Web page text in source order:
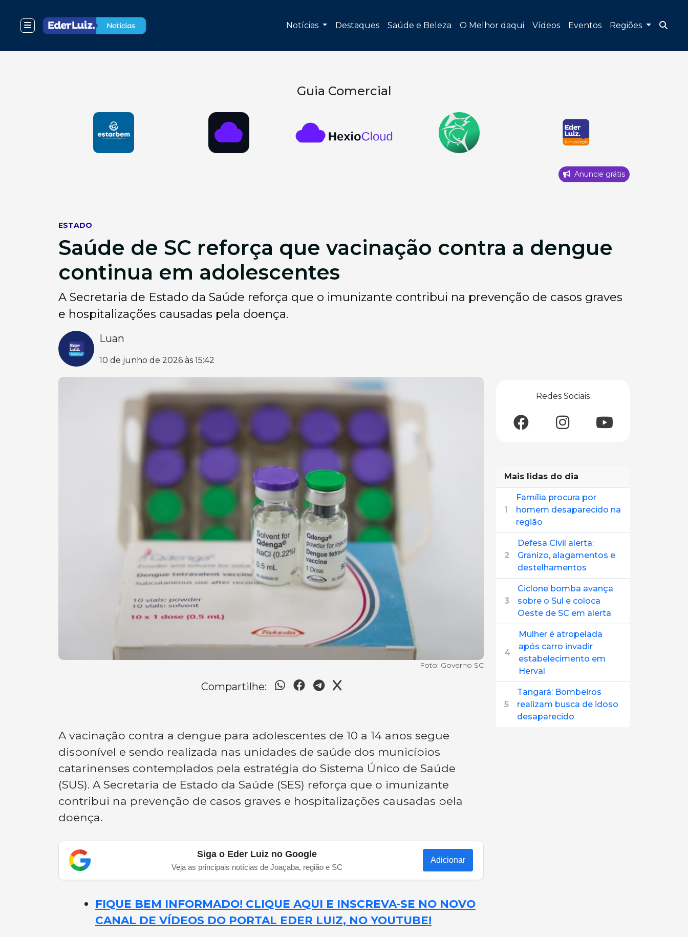
Notícias Destaques Saúde e Beleza O Melhor daqui Vídeos Eventos Regiões
Guia Comercial
Anuncie grátis
ESTADO
Saúde de SC reforça que vacinação contra a dengue
continua em adolescentes
A Secretaria de Estado da Saúde reforça que o imunizante contribui na prevenção de casos graves
e hospitalizações causadas pela doença.
Luan
10 de junho de 2026 às 15:42
Foto: Governo SC
Compartilhe:
A vacinação contra a dengue para adolescentes de 10 a 14 anos segue
disponível e sendo realizada nas unidades de saúde dos municípios
catarinenses contemplados pela estratégia do Sistema Único de Saúde
(SUS). A Secretaria de Estado da Saúde (SES) reforça que o imunizante
contribui na prevenção de casos graves e hospitalizações causadas pela
doença.
Siga o Eder Luiz no Google
Veja as principais notícias de Joaçaba, região e SC
Adicionar
FIQUE BEM INFORMADO! CLIQUE AQUI E INSCREVA-SE NO NOVO
CANAL DE VÍDEOS DO PORTAL EDER LUIZ, NO YOUTUBE!
Redes Sociais
Mais lidas do dia
1
Família procura por
homem desaparecido na
região
2
Defesa Civil alerta:
Granizo, alagamentos e
destelhamentos
3
Ciclone bomba avança
sobre o Sul e coloca
Oeste de SC em alerta
4
Mulher é atropelada
após carro invadir
estabelecimento em
Herval
5
Tangará: Bombeiros
realizam busca de idoso
desaparecido